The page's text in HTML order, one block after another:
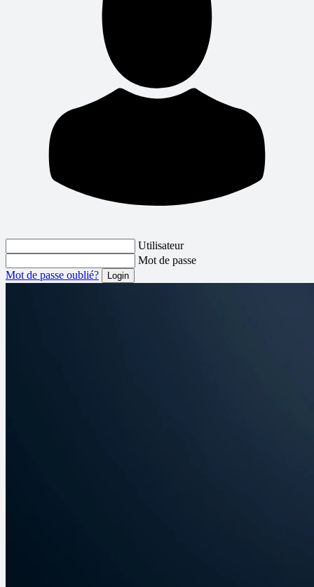
Utilisateur
Mot de passe
Mot de passe oublié?